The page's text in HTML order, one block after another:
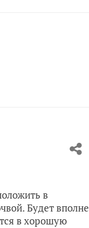
в
Будет вполне
в хорошую